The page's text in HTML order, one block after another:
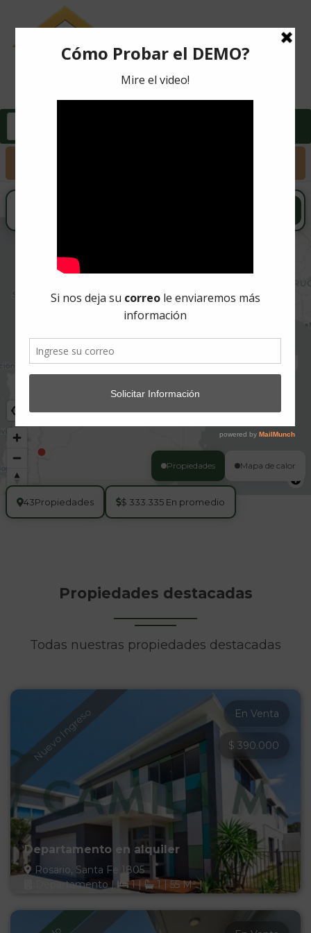
Propiedades Mapa de calor
43Propiedades $ 333.335 En promedio
Propiedades destacadas
Todas nuestras propiedades destacadas
En Venta
Nuevo Ingreso $ 390.000
Departamento en alquiler
Rosario, Santa Fe 1805
Departamento| 1| 1 | 55 M²|